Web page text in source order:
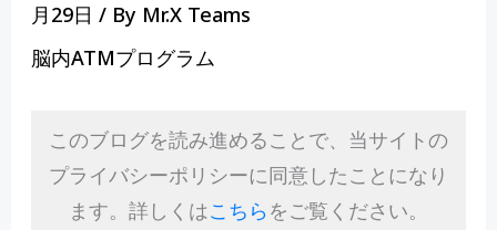
月29日 / By Mr.X Teams
脳内ATMプログラム
このブログを読み進めることで、当サイトの
プライバシーポリシーに同意したことになり
ます。詳しくはこちら をご覧ください。